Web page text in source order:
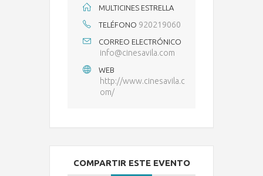
MULTICINES ESTRELLA
TELÉFONO 920219060
CORREO ELECTRÓNICO
info@cinesavila.com
WEB
http://www.cinesavila.c
om/
COMPARTIR ESTE EVENTO